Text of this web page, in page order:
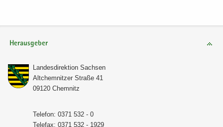
Herausgeber
Lan­des­di­rek­ti­on Sach­sen
Alt­chem­nit­zer Stra­ße 41
09120 Chem­nitz
Te­le­fon: 0371 532 - 0
Te­le­fax: 0371 532 - 1929